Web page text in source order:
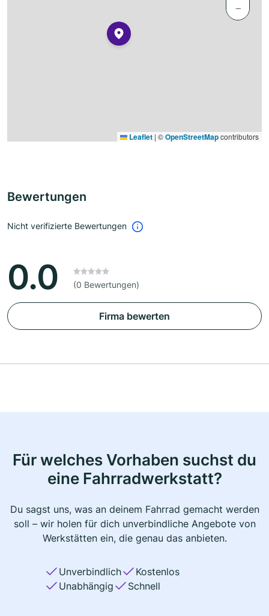
−
Leaflet | ©OpenStreetMapcontributors
Bewertungen
Nicht verifizierte Bewertungen
0.0 (0 Bewertungen)
Firma bewerten
Für welches Vorhaben suchst du
eine Fahrradwerkstatt?
Du sagst uns, was an deinem Fahrrad gemacht werden
soll – wir holen für dich unverbindliche Angebote von
Werkstätten ein, die genau das anbieten.
Unverbindlich
Kostenlos
Unabhängig
Schnell